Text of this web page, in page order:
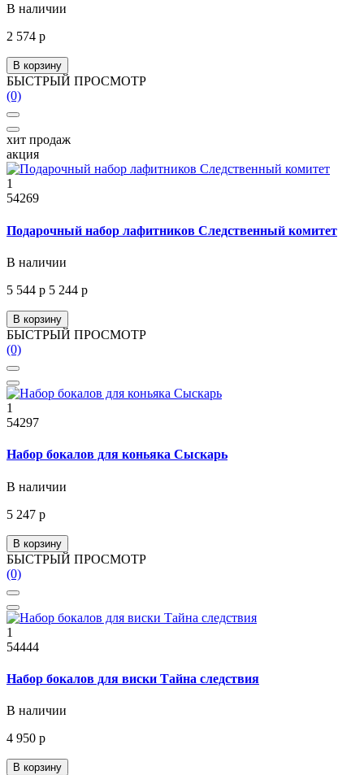
В наличии
2 574 р
В корзину
БЫСТРЫЙ ПРОСМОТР
(0)
хит продаж
акция
1
54269
Подарочный набор лафитников Следственный комитет
В наличии
5 544 р 5 244 р
В корзину
БЫСТРЫЙ ПРОСМОТР
(0)
1
54297
Набор бокалов для коньяка Сыскарь
В наличии
5 247 р
В корзину
БЫСТРЫЙ ПРОСМОТР
(0)
1
54444
Набор бокалов для виски Тайна следствия
В наличии
4 950 р
В корзину